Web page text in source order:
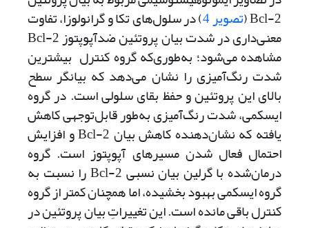
Bcl-2 ( تصویر 4 ) در سلول‌‌‌های تکا و گرانولوزا، تفاوت
معنی‌داری در شدت بیان پروتئین ضدآپوپتوز Bcl-2
مشاهده می‌‌شود؛ به‌طوری‌که گروه کنترل بیشترین
شدت رنگ‌آمیزی را نشان می‌دهد که بیانگر سطح
بالای این پروتئین و حفظ بقای سلولی است. در گروه
ایسکمی، شدت رنگ‌آمیزی به‌طور قابل‌توجهی کاهش
یافته که نشان‌دهنده کاهش بیان Bcl-2 و افزایش
احتمال فعال ‌شدن مسیرهای آپوپتوز است. گروه
درمان‌شده با گرلین بیان نسبی Bcl-2 را نسبت به
گروه ایسکمی بهبود بخشیده، اما همچنان کمتر از گروه
کنترل باقی مانده است. این تغییراتِ بیان پروتئین در